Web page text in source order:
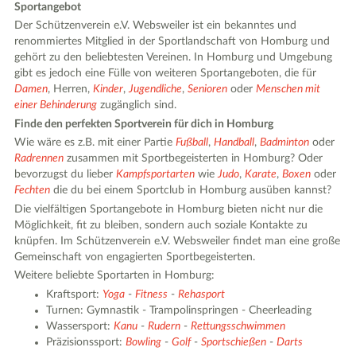
Sportangebot
Der Schützenverein e.V. Websweiler ist ein bekanntes und
renommiertes Mitglied in der Sportlandschaft von Homburg und
gehört zu den beliebtesten Vereinen. In Homburg und Umgebung
gibt es jedoch eine Fülle von weiteren Sportangeboten, die für
Damen, Herren,Kinder,Jugendliche,Senioren oderMenschen mit
einer Behinderung zugänglich sind.
Finde den perfekten Sportverein für dich in Homburg
Wie wäre es z.B. mit einer PartieFußball,Handball,Badminton oder
Radrennen zusammen mit Sportbegeisterten in Homburg? Oder
bevorzugst du lieberKampfsportarten wieJudo,Karate,Boxen oder
Fechten die du bei einem Sportclub in Homburg ausüben kannst?
Die vielfältigen Sportangebote in Homburg bieten nicht nur die
Möglichkeit, fit zu bleiben, sondern auch soziale Kontakte zu
knüpfen. Im Schützenverein e.V. Websweiler findet man eine große
Gemeinschaft von engagierten Sportbegeisterten.
Weitere beliebte Sportarten in Homburg:
Kraftsport: Yoga -Fitness -Rehasport
Turnen: Gymnastik - Trampolinspringen - Cheerleading
Wassersport:Kanu -Rudern -Rettungsschwimmen
Präzisionssport:Bowling -Golf-Sportschießen -Darts